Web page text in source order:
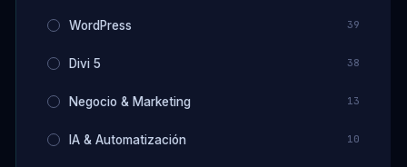
WordPress 39
Divi 5 38
Negocio & Marketing 13
IA & Automatización 10